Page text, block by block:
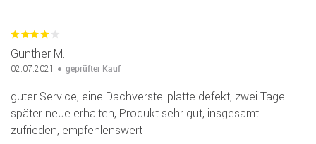
Günther M.
02.07.2021 geprüfter Kauf
guter Service, eine Dachverstellplatte defekt, zwei Tage
später neue erhalten, Produkt sehr gut, insgesamt
zufrieden, empfehlenswert